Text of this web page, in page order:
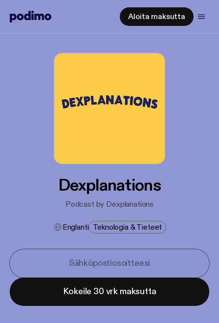
Aloita maksutta
Dexplanations
Podcast by Dexplanations
Englanti Teknologia & Tieteet
Kokeile 30 vrk maksutta